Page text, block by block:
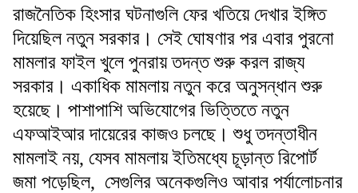
রাজনৈতিক হিংসার ঘটনাগুলি ফের খতিয়ে দেখার ইঙ্গিত
দিয়েছিল নতুন সরকার। সেই ঘোষণার পর এবার পুরনো
মামলার ফাইল খুলে পুনরায় তদন্ত শুরু করল রাজ্য
সরকার। একাধিক মামলায় নতুন করে অনুসন্ধান শুরু
হয়েছে। পাশাপাশি অভিযোগের ভিত্তিতে নতুন
এফআইআর দায়েরের কাজও চলছে। শুধু তদন্তাধীন
মামলাই নয়, যেসব মামলায় ইতিমধ্যে চূড়ান্ত রিপোর্ট
জমা পড়েছিল, সেগুলির অনেকগুলিও আবার পর্যালোচনার